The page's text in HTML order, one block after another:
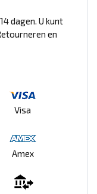
dagen. U kunt
en
Visa
Amex